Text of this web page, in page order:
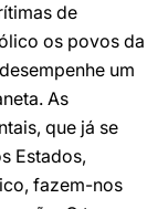
de
os povos da
um
As
que já se
Estados,
fazem-nos